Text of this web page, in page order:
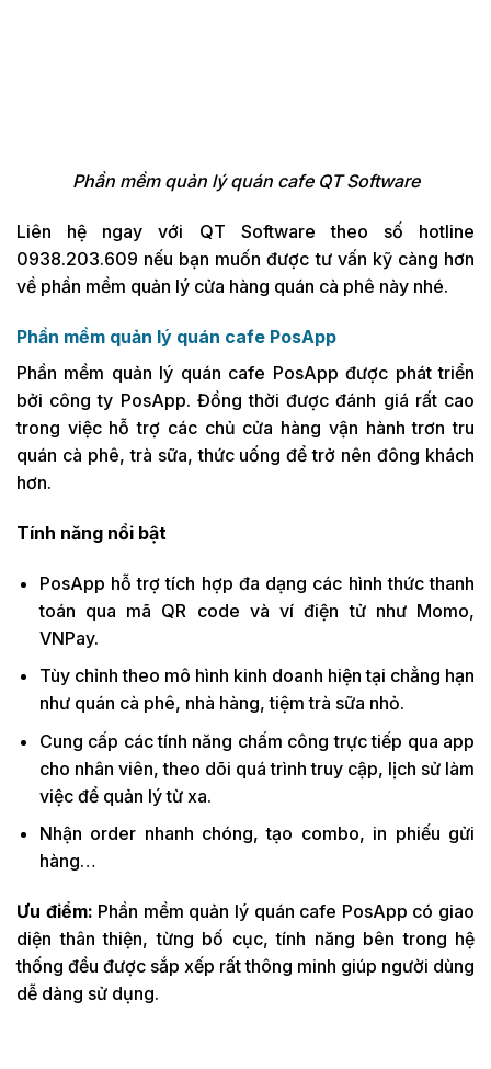
Phần mềm quản lý quán cafe QT Software
Liên hệ ngay với QT Software theo số hotline
0938.203.609 nếu bạn muốn được tư vấn kỹ càng hơn
về phần mềm quản lý cửa hàng quán cà phê này nhé.
Phần mềm quản lý quán cafe PosApp
Phần mềm quản lý quán cafe PosApp được phát triển
bởi công ty PosApp. Đồng thời được đánh giá rất cao
trong việc hỗ trợ các chủ cửa hàng vận hành trơn tru
quán cà phê, trà sữa, thức uống để trở nên đông khách
hơn.
Tính năng nổi bật
PosApp hỗ trợ tích hợp đa dạng các hình thức thanh
toán qua mã QR code và ví điện tử như Momo,
VNPay.
Tùy chỉnh theo mô hình kinh doanh hiện tại chẳng hạn
như quán cà phê, nhà hàng, tiệm trà sữa nhỏ.
Cung cấp các tính năng chấm công trực tiếp qua app
cho nhân viên, theo dõi quá trình truy cập, lịch sử làm
việc để quản lý từ xa.
Nhận order nhanh chóng, tạo combo, in phiếu gửi
hàng…
Ưu điểm: Phần mềm quản lý quán cafe PosApp có giao
diện thân thiện, từng bố cục, tính năng bên trong hệ
thống đều được sắp xếp rất thông minh giúp người dùng
dễ dàng sử dụng.